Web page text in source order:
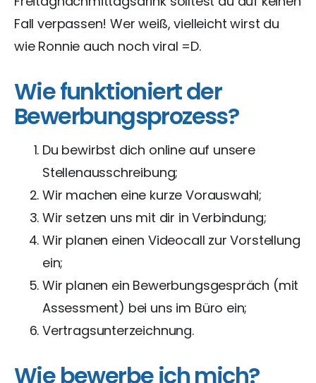
Fall verpassen! Wer weiß, vielleicht wirst du
wie Ronnie auch noch viral =D.
Wie funktioniert der
Bewerbungsprozess?
Du bewirbst dich online auf unsere
Stellenausschreibung;
Wir machen eine kurze Vorauswahl;
Wir setzen uns mit dir in Verbindung;
Wir planen einen Videocall zur Vorstellung
ein;
Wir planen ein Bewerbungsgespräch (mit
Assessment) bei uns im Büro ein;
Vertragsunterzeichnung.
Wie bewerbe ich mich?